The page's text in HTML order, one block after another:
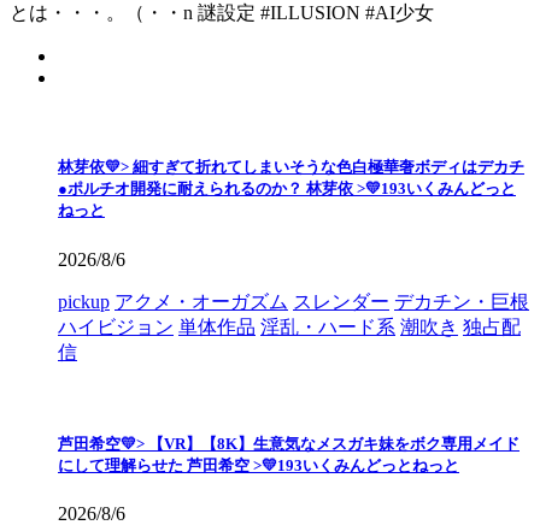
とは・・・。（・・n 謎設定 #ILLUSION #AI少女
林芽依💛> 細すぎて折れてしまいそうな色白極華奢ボディはデカチ
●ポルチオ開発に耐えられるのか？ 林芽依 >💛193いくみんどっと
ねっと
2026/8/6
pickup アクメ・オーガズム スレンダー デカチン・巨根
ハイビジョン 単体作品 淫乱・ハード系 潮吹き 独占配
信
芦田希空💛> 【VR】【8K】生意気なメスガキ妹をボク専用メイド
にして理解らせた 芦田希空 >💛193いくみんどっとねっと
2026/8/6